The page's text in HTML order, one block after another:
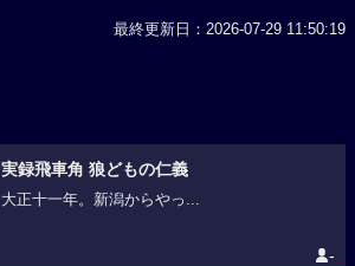
最終更新日：2026-07-29 11:50:19
実録飛車角 狼どもの仁義
大正十一年。新潟からやっ...
-